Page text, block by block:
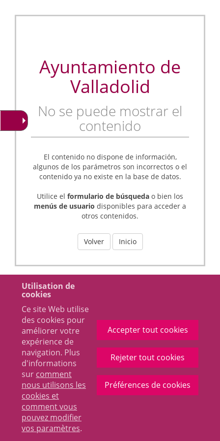
Utilisation de
cookies
Ce site Web utilise
des cookies pour
améliorer votre
expérience de
navigation. Plus
d'informations
sur comment
nous utilisons les
cookies et
comment vous
pouvez modifier
vos paramètres.
Accepter tout cookies
Rejeter tout cookies
Préférences de cookies
Ayuntamiento de
Valladolid
No se puede mostrar el
contenido
El contenido no dispone de información,
algunos de los parámetros son incorrectos o el
contenido ya no existe en la base de datos.
Utilice el formulario de búsqueda o bien los
menús de usuario disponibles para acceder a
otros contenidos.
Volver Inicio